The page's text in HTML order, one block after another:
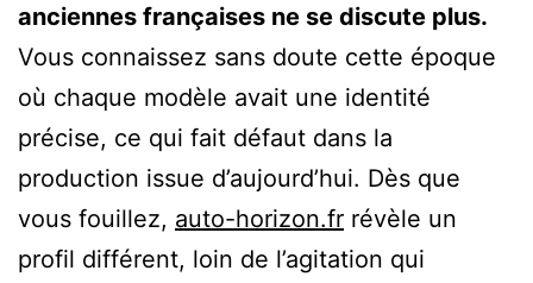
anciennes françaises ne se discute plus.
Vous connaissez sans doute cette époque
où chaque modèle avait une identité
précise, ce qui fait défaut dans la
production issue d’aujourd’hui. Dès que
vous fouillez, auto-horizon.fr révèle un
profil différent, loin de l’agitation qui